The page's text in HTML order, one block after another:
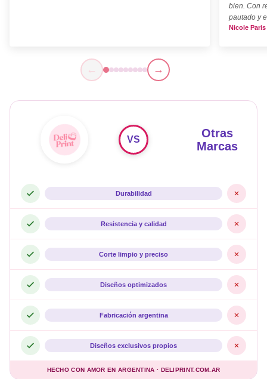
bien. Con
pautado y
Nicole Paris
← →
Otras
Marcas
VS
Durabilidad
Resistencia y calidad
Corte limpio y preciso
Diseños optimizados
Fabricación argentina
Diseños exclusivos propios
HECHO CON AMOR EN ARGENTINA · DELIPRINT.COM.AR